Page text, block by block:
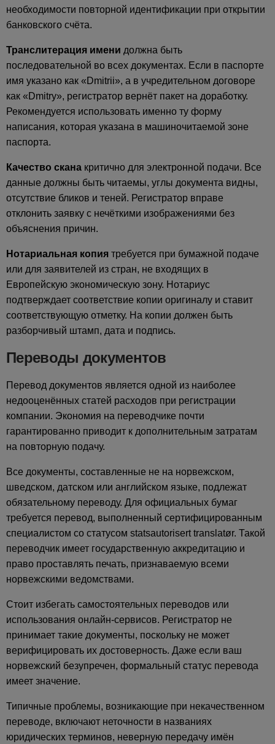
необходимости повторной идентификации при открытии
банковского счёта.
Транслитерация имени должна быть
последовательной во всех документах. Если в паспорте
имя указано как «Dmitrii», а в учредительном договоре
как «Dmitry», регистратор вернёт пакет на доработку.
Рекомендуется использовать именно ту форму
написания, которая указана в машиночитаемой зоне
паспорта.
Качество скана критично для электронной подачи. Все
данные должны быть читаемы, углы документа видны,
отсутствие бликов и теней. Регистратор вправе
отклонить заявку с нечёткими изображениями без
объяснения причин.
Нотариальная копия требуется при бумажной подаче
или для заявителей из стран, не входящих в
Европейскую экономическую зону. Нотариус
подтверждает соответствие копии оригиналу и ставит
соответствующую отметку. На копии должен быть
разборчивый штамп, дата и подпись.
Переводы документов
Перевод документов является одной из наиболее
недооценённых статей расходов при регистрации
компании. Экономия на переводчике почти
гарантированно приводит к дополнительным затратам
на повторную подачу.
Все документы, составленные не на норвежском,
шведском, датском или английском языке, подлежат
обязательному переводу. Для официальных бумаг
требуется перевод, выполненный сертифицированным
специалистом со статусом statsautorisert translatør. Такой
переводчик имеет государственную аккредитацию и
право проставлять печать, признаваемую всеми
норвежскими ведомствами.
Стоит избегать самостоятельных переводов или
использования онлайн-сервисов. Регистратор не
принимает такие документы, поскольку не может
верифицировать их достоверность. Даже если ваш
норвежский безупречен, формальный статус перевода
имеет значение.
Типичные проблемы, возникающие при некачественном
переводе, включают неточности в названиях
юридических терминов, неверную передачу имён